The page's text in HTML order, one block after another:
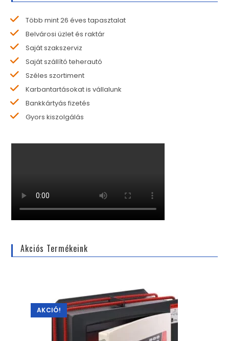
Több mint 26 éves tapasztalat
Belvárosi üzlet és raktár
Saját szakszerviz
Saját szállító teherautó
Széles szortiment
Karbantartásokat is vállalunk
Bankkártyás fizetés
Gyors kiszolgálás
Akciós Termékeink
AKCIÓ!